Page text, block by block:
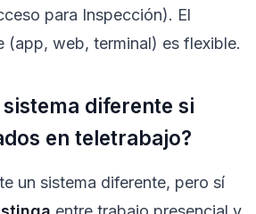
para Inspección). El
(app, web, terminal) es flexible.
diferente si
en teletrabajo?
un sistema diferente, pero sí